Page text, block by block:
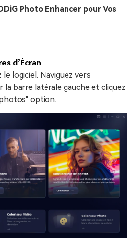
Photo Enhancer pour Vos
d’Écran
le logiciel. Naviguez vers
la barre latérale gauche et cliquez
option.